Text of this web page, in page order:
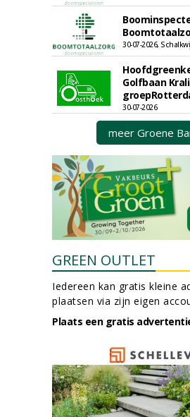
30-07-2026,
Golfbaan
30-07-2026
meer Groene
GREEN OUTLET
Iedereen kan gratis kleine
plaatsen via zijn eigen
Plaats een gratis